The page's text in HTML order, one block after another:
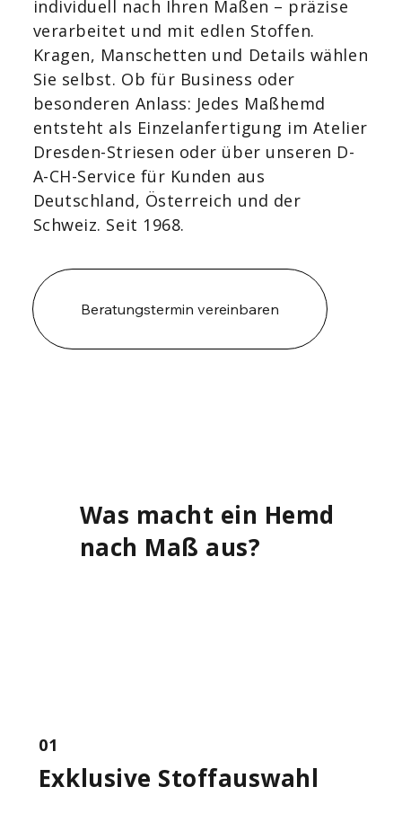
individuell nach Ihren Maßen – präzise
verarbeitet und mit edlen Stoffen.
Kragen, Manschetten und Details wählen
Sie selbst. Ob für Business oder
besonderen Anlass: Jedes Maßhemd
entsteht als Einzelanfertigung im Atelier
Dresden-Striesen oder über unseren D-
A-CH-Service für Kunden aus
Deutschland, Österreich und der
Schweiz. Seit 1968.
Beratungstermin vereinbaren
Was macht ein Hemd
nach Maß aus?
01
Exklusive Stoffauswahl